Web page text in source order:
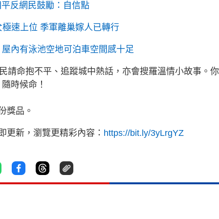
反網民鼓勵：自信點
速上位 季軍離巢嫁人已轉行
內有泳池空地可泊車空間感十足
請命抱不平、追蹤城中熱話，亦會搜羅溫情小故事。
時候命！
獎品。
更新，瀏覽更精彩內容： https://bit.ly/3yLrgYZ